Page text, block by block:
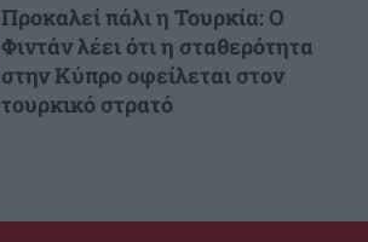
Προκαλεί πάλι η Τουρκία: Ο
Φιντάν λέει ότι η σταθερότητα
στην Κύπρο οφείλεται στον
τουρκικό στρατό